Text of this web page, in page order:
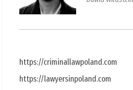
https://criminallawpoland.com
https://lawyersinpoland.com